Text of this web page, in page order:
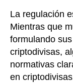
La regulación
Mientras que
formulando
criptodivisas,
normativas
en